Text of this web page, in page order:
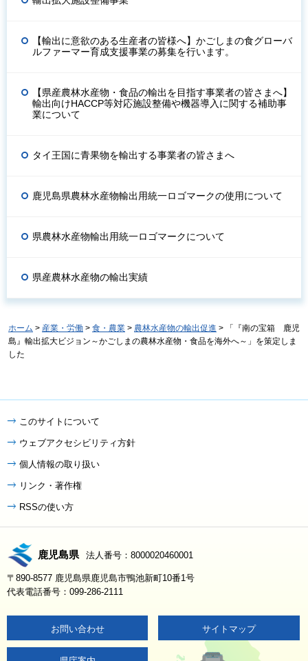
【輸出に意欲のある生産者の皆様へ】かごしまの食グローバ
ルファーマー育成支援事業の募集を行います。
【県産農林水産物・食品の輸出を目指す事業者の皆さまへ】
輸出向けHACCP等対応施設整備や機器導入に関する補助事
業について
タイ王国に青果物を輸出する事業者の皆さまへ
鹿児島県農林水産物輸出用統一ロゴマークの使用について
県農林水産物輸出用統一ロゴマークについて
県産農林水産物の輸出実績
ホーム > 産業・労働 > 食・農業 > 農林水産物の輸出促進 > 「『南の宝箱 鹿児
島』輸出拡大ビジョン～かごしまの農林水産物・食品を海外へ～」を策定しま
した
このサイトについて
ウェブアクセシビリティ方針
個人情報の取り扱い
リンク・著作権
RSSの使い方
鹿児島県 法人番号：8000020460001
〒890-8577 鹿児島県鹿児島市鴨池新町10番1号
代表電話番号：099-286-2111
お問い合わせ サイトマップ